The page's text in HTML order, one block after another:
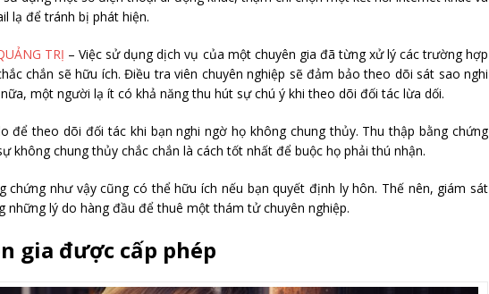
lạ để tránh bị phát hiện.
TRỊ – Việc sử dụng dịch vụ của một chuyên gia đã từng xử lý các trường hợp
chắn sẽ hữu ích. Điều tra viên chuyên nghiệp sẽ đảm bảo theo dõi sát sao nghi
một người lạ ít có khả năng thu hút sự chú ý khi theo dõi đối tác lừa dối.
để theo dõi đối tác khi bạn nghi ngờ họ không chung thủy. Thu thập bằng chứng
không chung thủy chắc chắn là cách tốt nhất để buộc họ phải thú nhận.
chứng như vậy cũng có thể hữu ích nếu bạn quyết định ly hôn. Thế nên, giám sát
những lý do hàng đầu để thuê một thám tử chuyên nghiệp.
gia được cấp phép